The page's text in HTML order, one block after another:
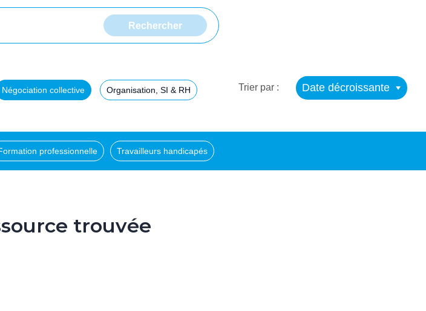
Négociation collective Organisation, SI & RH Trier par : Date décroissante
professionnelle Travailleurs handicapés
trouvée